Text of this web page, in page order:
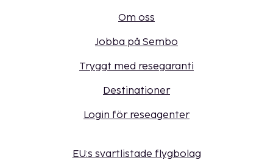
Om oss
Jobba på Sembo
Tryggt med resegaranti
Destinationer
Login för reseagenter
EU:s svartlistade flygbolag